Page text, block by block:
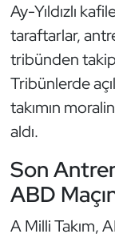
Ay-Yıldızlı
taraftarlar,
tribünden
Tribünlerde
takımın
aldı.
Son
ABD
A Milli Takım,
Tenis
Triatlon
Voleybol
Wushu
Yelken